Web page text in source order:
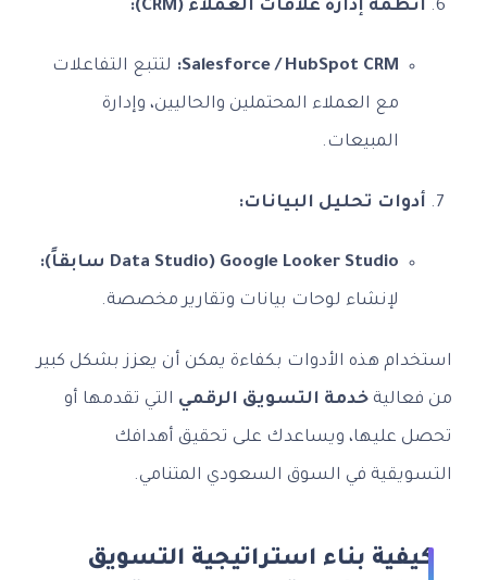
أنظمة إدارة علاقات العملاء (CRM):
Salesforce / HubSpot CRM: لتتبع التفاعلات
مع العملاء المحتملين والحاليين، وإدارة
المبيعات.
أدوات تحليل البيانات:
Google Looker Studio (Data Studio سابقاً):
لإنشاء لوحات بيانات وتقارير مخصصة.
استخدام هذه الأدوات بكفاءة يمكن أن يعزز بشكل كبير
من فعالية خدمة التسويق الرقمي التي تقدمها أو
تحصل عليها، ويساعدك على تحقيق أهدافك
التسويقية في السوق السعودي المتنامي.
كيفية بناء استراتيجية التسويق